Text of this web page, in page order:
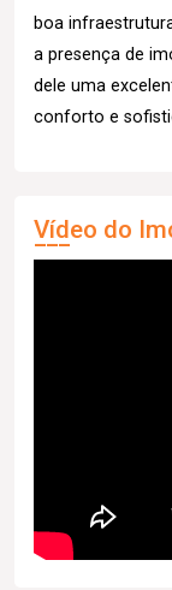
boa
a presença de
dele uma
conforto e
Vídeo do